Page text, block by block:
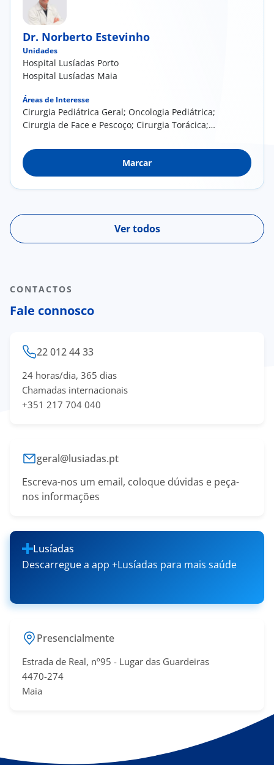
Dr. Norberto Estevinho
Unidades
Hospital Lusíadas Porto
Hospital Lusíadas Maia
Áreas de Interesse
Cirurgia Pediátrica Geral; Oncologia Pediátrica;
Cirurgia de Face e Pescoço; Cirurgia Torácica;
Marcar
Ver todos
CONTACTOS
Fale connosco
22 012 44 33
24 horas/dia, 365 dias
Chamadas internacionais
+351 217 704 040
geral@lusiadas.pt
Escreva-nos um email, coloque dúvidas e peça-
nos informações
Lusíadas
Descarregue a app +Lusíadas para mais saúde
Presencialmente
Estrada de Real, nº95 - Lugar das Guardeiras
4470-274
Maia